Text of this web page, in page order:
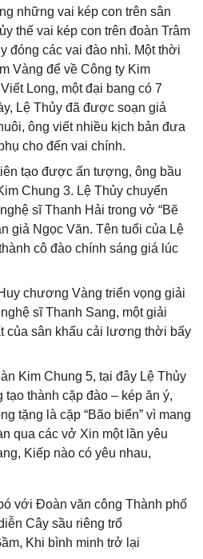
những vai kép con trên sân
thế vai kép con trên đoàn Trâm
đóng các vai đào nhì. Một thời
Vàng để về Công ty Kim
Long, một đại bang có 7
Lệ Thủy đã được soạn giả
ông viết nhiều kịch bản đưa
cho đến vai chính.
tạo được ấn tượng, ông bầu
Chung 3. Lệ Thủy chuyển
sĩ Thanh Hải trong vở “Bẽ
giả Ngọc Văn. Tên tuổi của Lệ
cô đào chính sáng giá lúc
chương Vàng triển vọng giải
sĩ Thanh Sang, một giải
của sân khấu cải lương thời bấy
Kim Chung 5, tại đây Lệ Thủy
thành cặp đào – kép ăn ý,
tặng là cặp “Bão biển” vì mang
qua các vở Xin một lần yêu
Kiếp nào có yêu nhau,
với Đoàn văn công Thành phố
Cây sầu riêng trổ
Khi bình minh trở lại